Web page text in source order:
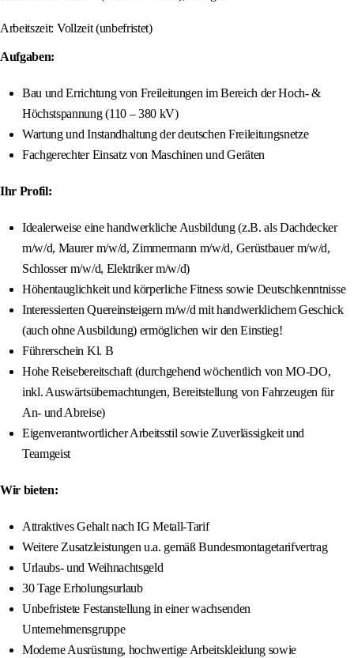
Arbeitszeit: Vollzeit (unbefristet)
Aufgaben:
Bau und Errichtung von Freileitungen im Bereich der Hoch- &
Höchstspannung (110 – 380 kV)
Wartung und Instandhaltung der deutschen Freileitungsnetze
Fachgerechter Einsatz von Maschinen und Geräten
Ihr Profil:
Idealerweise eine handwerkliche Ausbildung (z.B. als Dachdecker
m/w/d, Maurer m/w/d, Zimmermann m/w/d, Gerüstbauer m/w/d,
Schlosser m/w/d, Elektriker m/w/d)
Höhentauglichkeit und körperliche Fitness sowie Deutschkenntnisse
Interessierten Quereinsteigern m/w/d mit handwerklichem Geschick
(auch ohne Ausbildung) ermöglichen wir den Einstieg!
Führerschein Kl. B
Hohe Reisebereitschaft (durchgehend wöchentlich von MO-DO,
inkl. Auswärtsübernachtungen, Bereitstellung von Fahrzeugen für
An- und Abreise)
Eigenverantwortlicher Arbeitsstil sowie Zuverlässigkeit und
Teamgeist
Wir bieten:
Attraktives Gehalt nach IG Metall-Tarif
Weitere Zusatzleistungen u.a. gemäß Bundesmontagetarifvertrag
Urlaubs- und Weihnachtsgeld
30 Tage Erholungsurlaub
Unbefristete Festanstellung in einer wachsenden
Unternehmensgruppe
Moderne Ausrüstung, hochwertige Arbeitskleidung sowie